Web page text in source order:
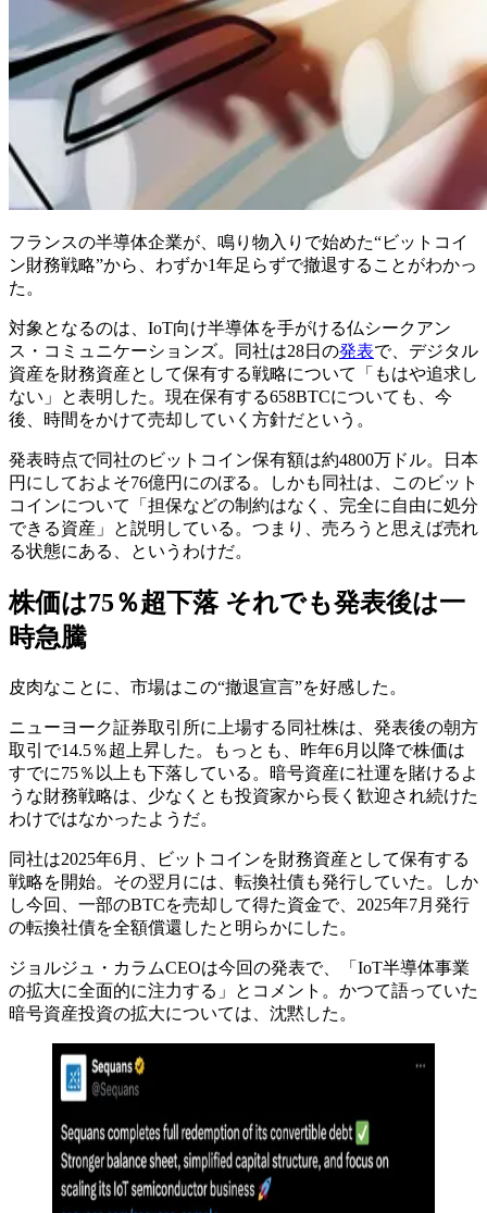
フランスの半導体企業が、鳴り物入りで始めた“ビットコイ
ン財務戦略”から、わずか1年足らずで撤退することがわかっ
た。
対象となるのは、IoT向け半導体を手がける仏シークアン
ス・コミュニケーションズ。同社は28日の発表で、デジタル
資産を財務資産として保有する戦略について「もはや追求し
ない」と表明した。現在保有する658BTCについても、今
後、時間をかけて売却していく方針だという。
発表時点で同社のビットコイン保有額は約4800万ドル。日本
円にしておよそ76億円にのぼる。しかも同社は、このビット
コインについて「担保などの制約はなく、完全に自由に処分
できる資産」と説明している。つまり、売ろうと思えば売れ
る状態にある、というわけだ。
株価は75％超下落 それでも発表後は一
時急騰
皮肉なことに、市場はこの“撤退宣言”を好感した。
ニューヨーク証券取引所に上場する同社株は、発表後の朝方
取引で14.5％超上昇した。もっとも、昨年6月以降で株価は
すでに75％以上も下落している。暗号資産に社運を賭けるよ
うな財務戦略は、少なくとも投資家から長く歓迎され続けた
わけではなかったようだ。
同社は2025年6月、ビットコインを財務資産として保有する
戦略を開始。その翌月には、転換社債も発行していた。しか
し今回、一部のBTCを売却して得た資金で、2025年7月発行
の転換社債を全額償還したと明らかにした。
ジョルジュ・カラムCEOは今回の発表で、「IoT半導体事業
の拡大に全面的に注力する」とコメント。かつて語っていた
暗号資産投資の拡大については、沈黙した。